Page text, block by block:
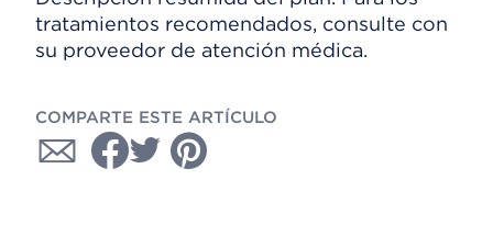
tratamientos recomendados, consulte con
su proveedor de atención médica.
COMPARTE ESTE ARTÍCULO